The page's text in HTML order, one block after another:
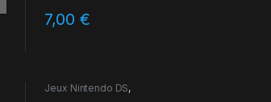
7,00 €
Jeux Nintendo DS,